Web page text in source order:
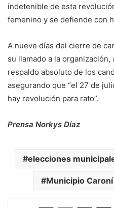
indetenible de esta
femenino y se defiende con
A nueve días del cierre de
su llamado a la
respaldo absoluto de los
asegurando que “el 27 de
hay revolución para rato”.
Prensa Norkys Díaz
elecciones
Municipio Caroní